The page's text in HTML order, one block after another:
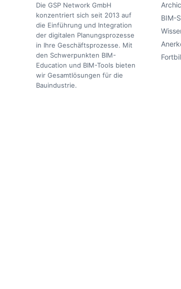
Die GSP Network GmbH
konzentriert sich seit 2013 auf
die Einführung und Integration
der digitalen Planungsprozesse
in Ihre Geschäftsprozesse. Mit
den Schwerpunkten BIM-
Education und BIM-Tools bieten
wir Gesamtlösungen für die
Bauindustrie.
BIM-